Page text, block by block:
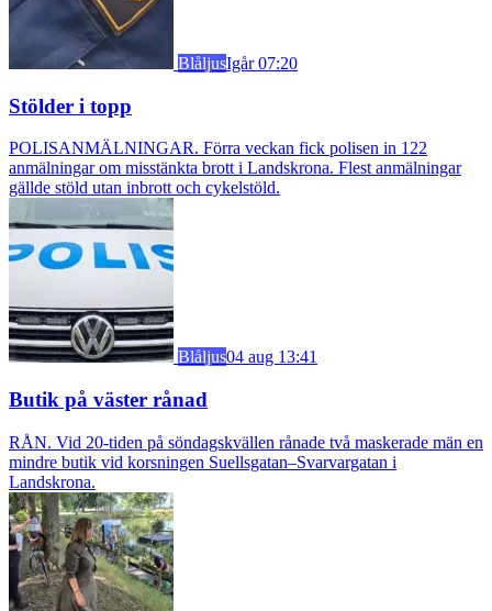
BlåljusIgår 07:20
Stölder i topp
POLISANMÄLNINGAR. Förra veckan fick polisen in 122
anmälningar om misstänkta brott i Landskrona. Flest anmälningar
gällde stöld utan inbrott och cykelstöld.
Blåljus04 aug 13:41
Butik på väster rånad
RÅN. Vid 20-tiden på söndagskvällen rånade två maskerade män en
mindre butik vid korsningen Suellsgatan–Svarvargatan i
Landskrona.